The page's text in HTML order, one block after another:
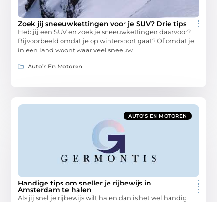
Zoek jij sneeuwkettingen voor je SUV? Drie tips
Heb jij een SUV en zoek je sneeuwkettingen daarvoor?
Bijvoorbeeld omdat je op wintersport gaat? Of omdat je
in een land woont waar veel sneeuw
Auto’s En Motoren
AUTO’S EN MOTOREN
Handige tips om sneller je rijbewijs in
Amsterdam te halen
Als jij snel je rijbewijs wilt halen dan is het wel handig